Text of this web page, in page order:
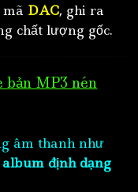
mã DAC, ghi ra
chất lượng gốc.
bản MP3 nén
âm thanh như
định dạng